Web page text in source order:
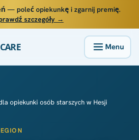
— poleć opiekunkę i zgarnij premię.
szczegóły →
opiekunki osób starszych w Hesji